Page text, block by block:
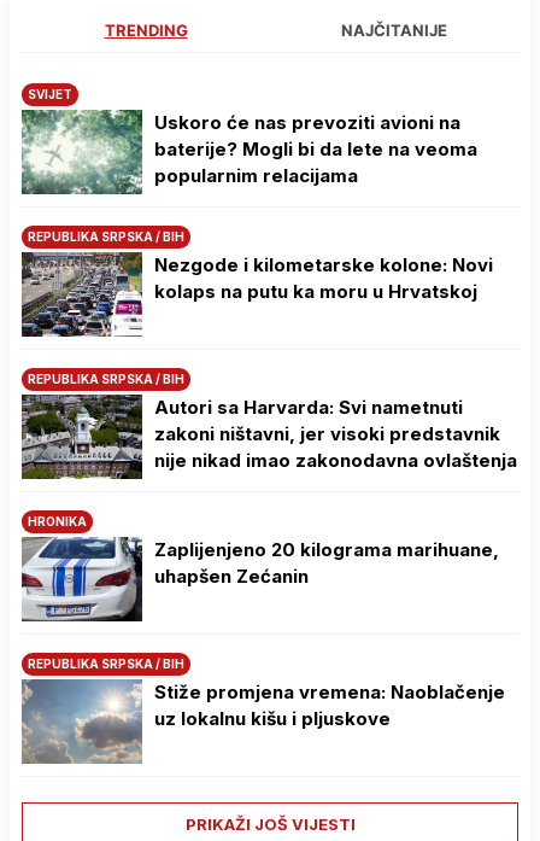
TRENDING NAJČITANIJE
SVIJET
Uskoro će nas prevoziti avioni na
baterije? Mogli bi da lete na veoma
popularnim relacijama
REPUBLIKA SRPSKA / BIH
Nezgode i kilometarske kolone: Novi
kolaps na putu ka moru u Hrvatskoj
REPUBLIKA SRPSKA / BIH
Autori sa Harvarda: Svi nametnuti
zakoni ništavni, jer visoki predstavnik
nije nikad imao zakonodavna ovlaštenja
HRONIKA
Zaplijenjeno 20 kilograma marihuane,
uhapšen Zećanin
REPUBLIKA SRPSKA / BIH
Stiže promjena vremena: Naoblačenje
uz lokalnu kišu i pljuskove
PRIKAŽI JOŠ VIJESTI